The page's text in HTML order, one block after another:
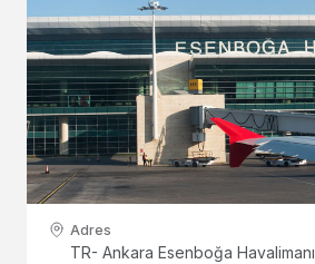
Adres
TR- Ankara Esenboğa Havalimanı